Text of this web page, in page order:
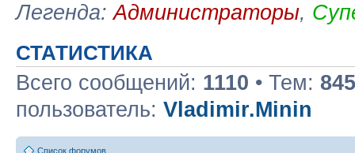
Легенда:Администраторы,
СТАТИСТИКА
Всего сообщений: 1110 • Тем: 845
пользователь: Vladimir.Minin
Список форумов